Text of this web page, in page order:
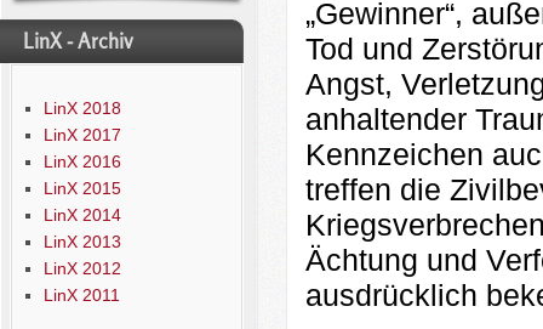
LinX - Archiv
LinX 2018
LinX 2017
LinX 2016
LinX 2015
LinX 2014
LinX 2013
LinX 2012
LinX 2011
„Gewinner“,
Tod und
Angst,
anhaltender
Kennzeichen
treffen die
Ächtung und
ausdrücklich